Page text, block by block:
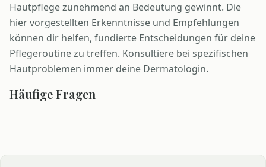
Hautpflege zunehmend an Bedeutung gewinnt. Die
hier vorgestellten Erkenntnisse und Empfehlungen
können dir helfen, fundierte Entscheidungen für deine
Pflegeroutine zu treffen. Konsultiere bei spezifischen
Hautproblemen immer deine Dermatologin.
Häufige Fragen